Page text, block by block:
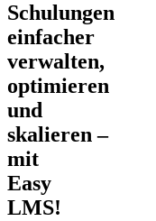
Schulungen
einfacher
verwalten,
optimieren
und
skalieren –
mit
Easy
LMS!